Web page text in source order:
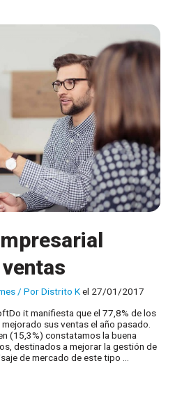
/ PorDistrito Kel 27/01/2017
it manifiesta que el 77,8% de los
sus ventas el año pasado.
(15,3%) constatamos la buena
destinados a mejorar la gestión de
de mercado de este tipo …